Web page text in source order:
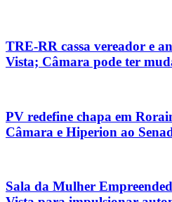
TRE-RR cassa vereador e
Vista; Câmara pode ter
PV redefine chapa em
Câmara e Hiperion ao
Sala da Mulher